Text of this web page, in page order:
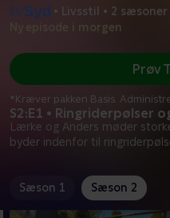
• Livsstil • 2 sæsoner
Ny episode i morgen
S2:E1 • Ringriderpølser
Lærke og Anders møder
byder indenfor til
Prøv
*Kræver pakken Basis.
Sæson 1 Sæson 2